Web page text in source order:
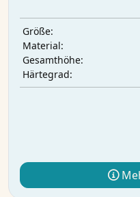
Größe:
Material:
Gesamthöhe:
Härtegrad: